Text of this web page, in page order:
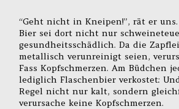
“Geht nicht in Kneipen!”, rät er uns.
Bier sei dort nicht nur
gesundheitsschädlich. Da die
metallisch verunreinigt seien,
Fass Kopfschmerzen. Am Büdchen
lediglich Flaschenbier verkostet:
Regel nicht nur kalt, sondern
verursache keine Kopfschmerzen.